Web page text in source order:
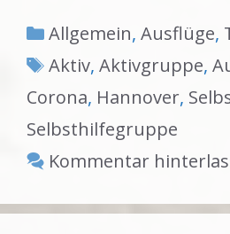
Kategorien
Allgemein, Ausflüge,
Schlagwörter
Aktiv, Aktivgruppe,
Corona, Hannover,
Selbsthilfegruppe
Kommentar